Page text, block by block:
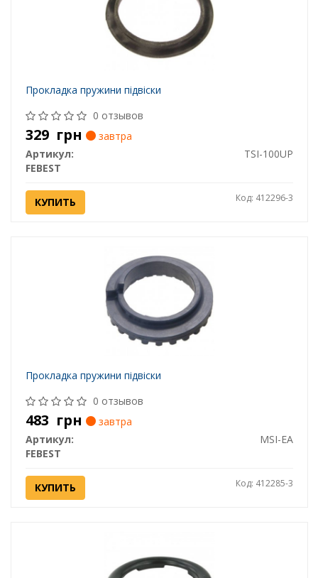
Прокладка пружини підвіски
0 отзывов
329 грн
завтра
Артикул:
TSI-100UP
FEBEST
КУПИТЬ Код: 412296-3
Прокладка пружини підвіски
0 отзывов
483 грн
завтра
Артикул:
MSI-EA
FEBEST
КУПИТЬ Код: 412285-3